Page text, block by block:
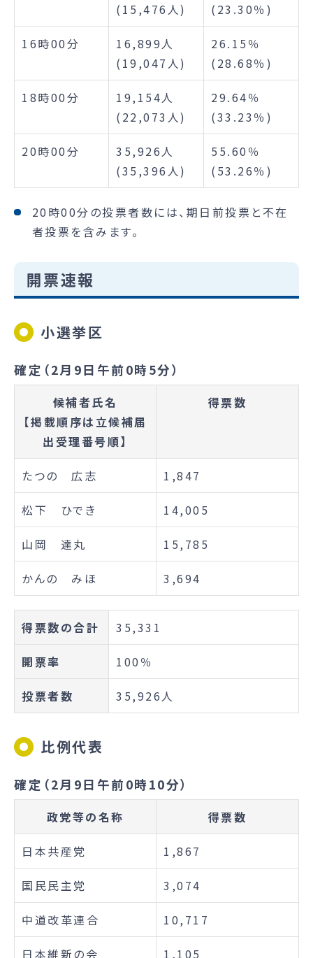
(15,476人)
(23.30％)
16時00分
16,899人
(19,047人)
26.15％
(28.68％)
18時00分
19,154人
(22,073人)
29.64％
(33.23％)
20時00分
35,926人
(35,396人)
55.60％
(53.26％)
20時00分の投票者数には、期日前投票と不在
者投票を含みます。
開票速報
小選挙区
確定（2月9日午前0時5分）
候補者氏名
【掲載順序は立候補届
出受理番号順】
得票数
たつの 広志 1,847
松下 ひでき 14,005
山岡 達丸 15,785
かんの みほ 3,694
得票数の合計 35,331
開票率 100％
投票者数 35,926人
比例代表
確定（2月9日午前0時10分）
政党等の名称 得票数
日本共産党 1,867
国民民主党 3,074
中道改革連合 10,717
日本維新の会 1,105